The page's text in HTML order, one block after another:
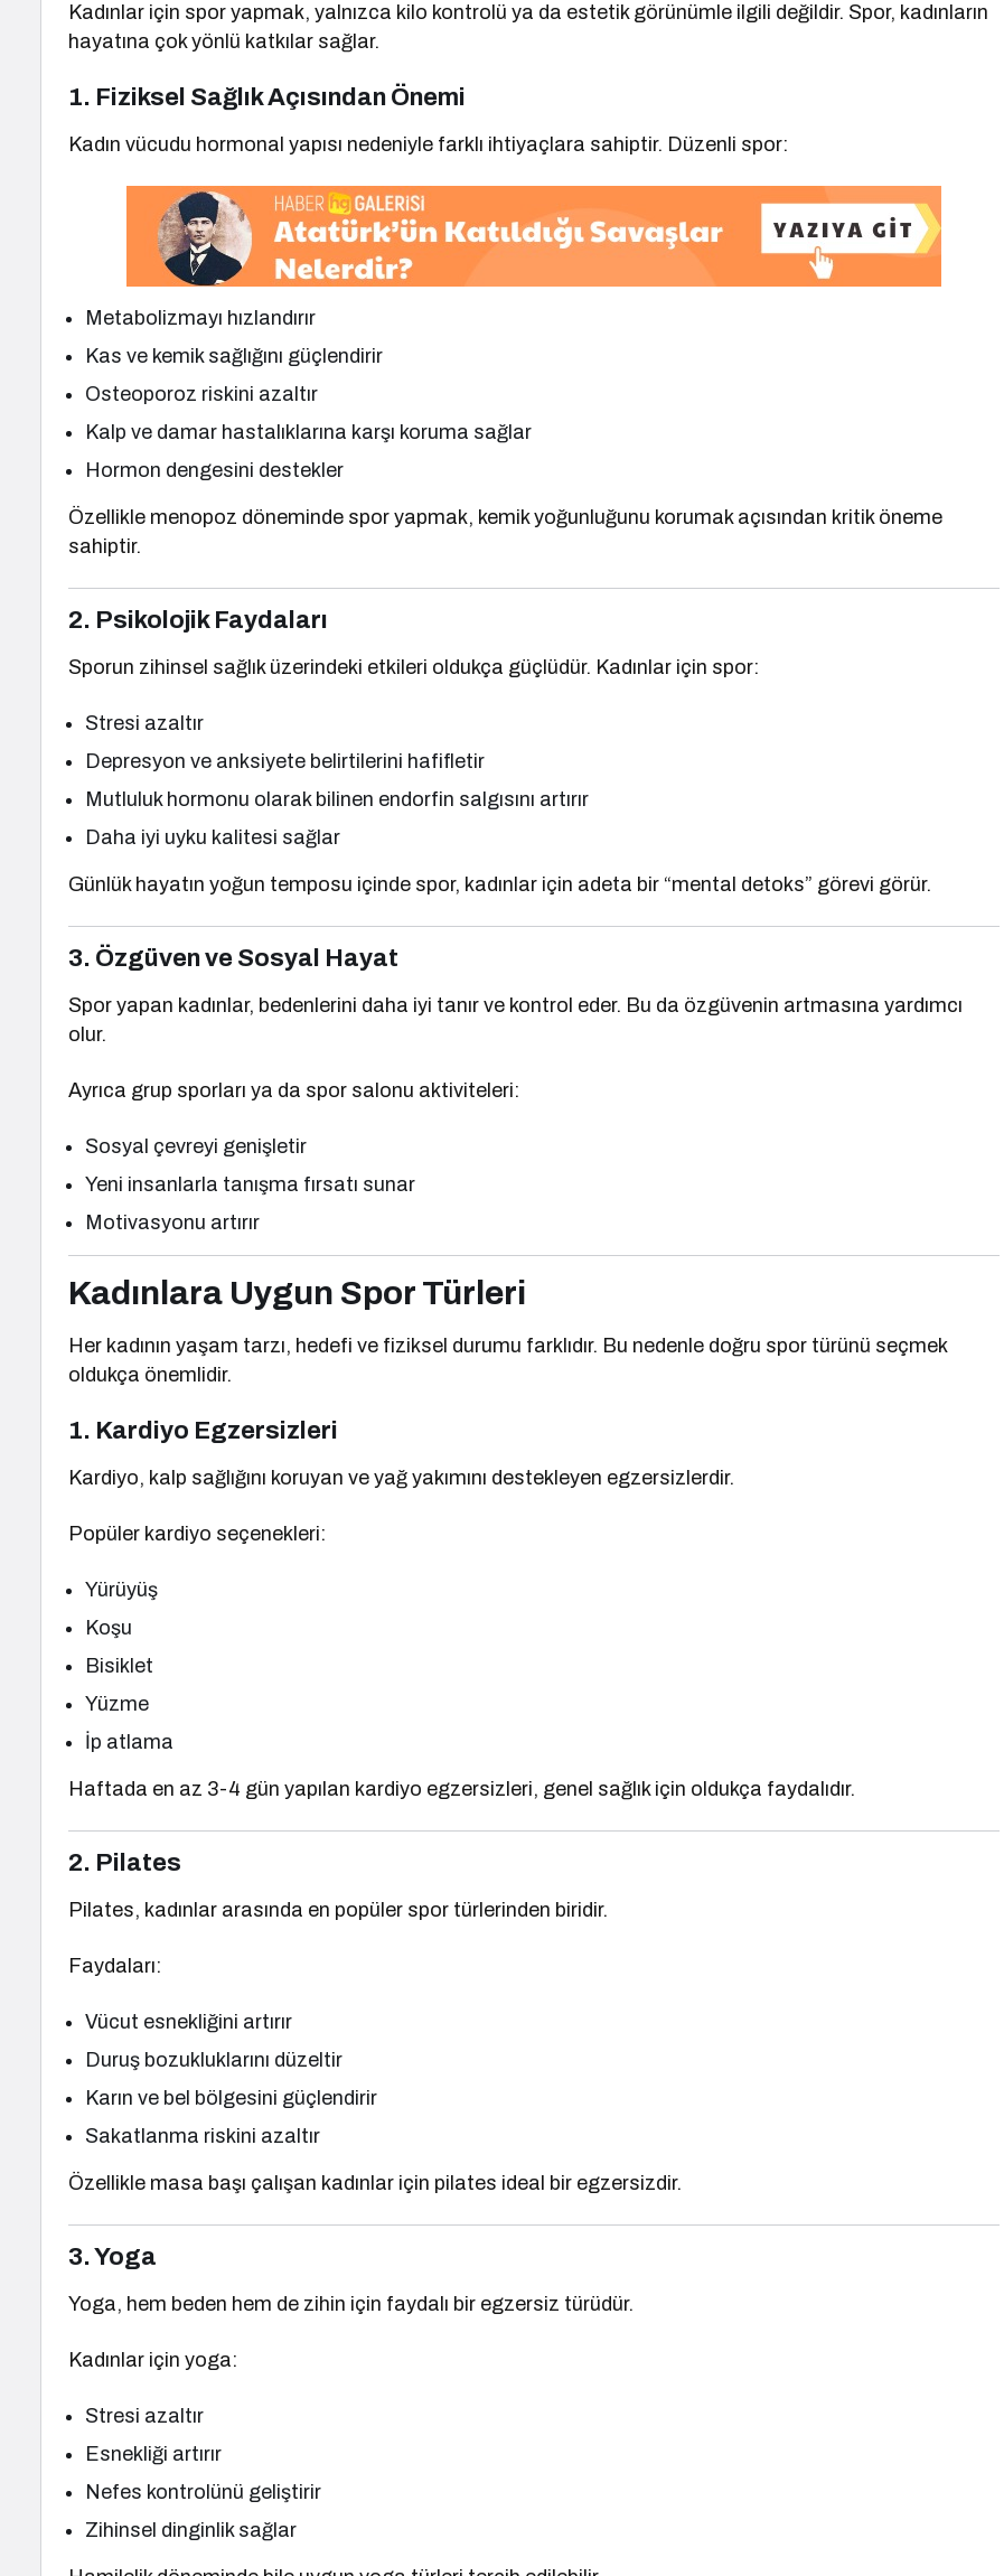
Kadınlar için spor yapmak, yalnızca kilo kontrolü ya da estetik görünümle ilgili değildir. Spor, kadınların
hayatına çok yönlü katkılar sağlar.
1. Fiziksel Sağlık Açısından Önemi
Kadın vücudu hormonal yapısı nedeniyle farklı ihtiyaçlara sahiptir. Düzenli spor:
Metabolizmayı hızlandırır
Kas ve kemik sağlığını güçlendirir
Osteoporoz riskini azaltır
Kalp ve damar hastalıklarına karşı koruma sağlar
Hormon dengesini destekler
Özellikle menopoz döneminde spor yapmak, kemik yoğunluğunu korumak açısından kritik öneme
sahiptir.
2. Psikolojik Faydaları
Sporun zihinsel sağlık üzerindeki etkileri oldukça güçlüdür. Kadınlar için spor:
Stresi azaltır
Depresyon ve anksiyete belirtilerini hafifletir
Mutluluk hormonu olarak bilinen endorfin salgısını artırır
Daha iyi uyku kalitesi sağlar
Günlük hayatın yoğun temposu içinde spor, kadınlar için adeta bir “mental detoks” görevi görür.
3. Özgüven ve Sosyal Hayat
Spor yapan kadınlar, bedenlerini daha iyi tanır ve kontrol eder. Bu da özgüvenin artmasına yardımcı
olur.
Ayrıca grup sporları ya da spor salonu aktiviteleri:
Sosyal çevreyi genişletir
Yeni insanlarla tanışma fırsatı sunar
Motivasyonu artırır
Kadınlara Uygun Spor Türleri
Her kadının yaşam tarzı, hedefi ve fiziksel durumu farklıdır. Bu nedenle doğru spor türünü seçmek
oldukça önemlidir.
1. Kardiyo Egzersizleri
Kardiyo, kalp sağlığını koruyan ve yağ yakımını destekleyen egzersizlerdir.
Popüler kardiyo seçenekleri:
Yürüyüş
Koşu
Bisiklet
Yüzme
İp atlama
Haftada en az 3-4 gün yapılan kardiyo egzersizleri, genel sağlık için oldukça faydalıdır.
2. Pilates
Pilates, kadınlar arasında en popüler spor türlerinden biridir.
Faydaları:
Vücut esnekliğini artırır
Duruş bozukluklarını düzeltir
Karın ve bel bölgesini güçlendirir
Sakatlanma riskini azaltır
Özellikle masa başı çalışan kadınlar için pilates ideal bir egzersizdir.
3. Yoga
Yoga, hem beden hem de zihin için faydalı bir egzersiz türüdür.
Kadınlar için yoga:
Stresi azaltır
Esnekliği artırır
Nefes kontrolünü geliştirir
Zihinsel dinginlik sağlar